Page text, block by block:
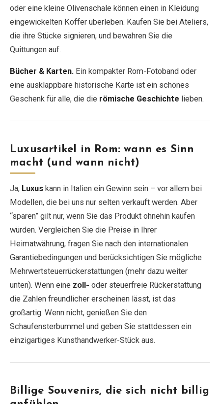
oder eine kleine Olivenschale können einen in Kleidung
eingewickelten Koffer überleben. Kaufen Sie bei Ateliers,
die ihre Stücke signieren, und bewahren Sie die
Quittungen auf.
Bücher & Karten. Ein kompakter Rom-Fotoband oder
eine ausklappbare historische Karte ist ein schönes
Geschenk für alle, die die römische Geschichte lieben.
Luxusartikel in Rom: wann es Sinn
macht (und wann nicht)
Ja, Luxus kann in Italien ein Gewinn sein – vor allem bei
Modellen, die bei uns nur selten verkauft werden. Aber
“sparen” gilt nur, wenn Sie das Produkt ohnehin kaufen
würden. Vergleichen Sie die Preise in Ihrer
Heimatwährung, fragen Sie nach den internationalen
Garantiebedingungen und berücksichtigen Sie mögliche
Mehrwertsteuerrückerstattungen (mehr dazu weiter
unten). Wenn eine zoll- oder steuerfreie Rückerstattung
die Zahlen freundlicher erscheinen lässt, ist das
großartig. Wenn nicht, genießen Sie den
Schaufensterbummel und geben Sie stattdessen ein
einzigartiges Kunsthandwerker-Stück aus.
Billige Souvenirs, die sich nicht billig